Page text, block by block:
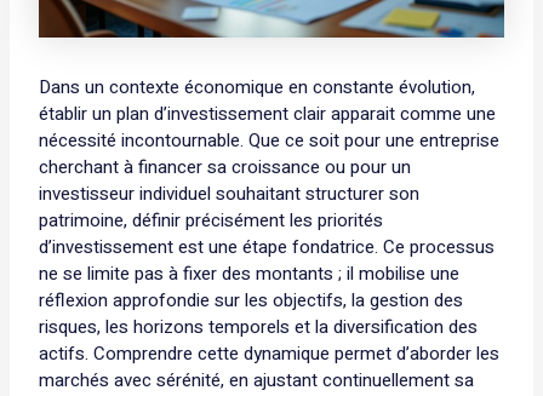
Dans un contexte économique en constante évolution,
établir un plan d’investissement clair apparait comme une
nécessité incontournable. Que ce soit pour une entreprise
cherchant à financer sa croissance ou pour un
investisseur individuel souhaitant structurer son
patrimoine, définir précisément les priorités
d’investissement est une étape fondatrice. Ce processus
ne se limite pas à fixer des montants ; il mobilise une
réflexion approfondie sur les objectifs, la gestion des
risques, les horizons temporels et la diversification des
actifs. Comprendre cette dynamique permet d’aborder les
marchés avec sérénité, en ajustant continuellement sa